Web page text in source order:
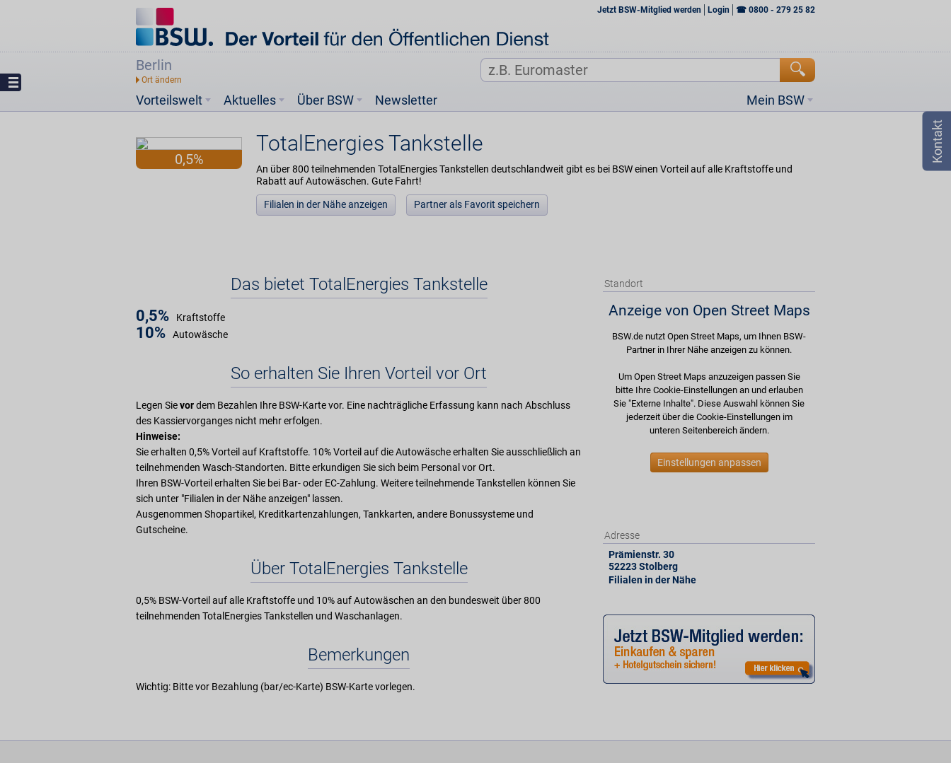
Jetzt BSW-Mitglied werden Login ☎ 0800 - 279 25 82
Berlin
Vorteilswelt Mein BSW
Aktuelles Über BSW Newsletter
0,5%
TotalEnergies Tankstelle
An über 800 teilnehmenden TotalEnergies Tankstellen deutschlandweit gibt es bei BSW einen Vorteil auf alle Kraftstoffe und
Rabatt auf Autowäschen. Gute Fahrt!
Filialen in der Nähe anzeigen Partner als Favorit speichern
Das bietet TotalEnergies Tankstelle
0,5% Kraftstoffe
10% Autowäsche
So erhalten Sie Ihren Vorteil vor Ort
Legen Sievordem Bezahlen Ihre BSW-Karte vor. Eine nachträgliche Erfassung kann nach Abschluss
des Kassiervorganges nicht mehr erfolgen.
Hinweise:
Sie erhalten 0,5% Vorteil auf Kraftstoffe. 10% Vorteil auf die Autowäsche erhalten Sie ausschließlich an
teilnehmenden Wasch-Standorten. Bitte erkundigen Sie sich beim Personal vor Ort.
Ihren BSW-Vorteil erhalten Sie bei Bar- oder EC-Zahlung. Weitere teilnehmende Tankstellen können Sie
sich unter "Filialen in der Nähe anzeigen" lassen.
Ausgenommen Shopartikel, Kreditkartenzahlungen, Tankkarten, andere Bonussysteme und
Gutscheine.
Über TotalEnergies Tankstelle
0,5% BSW-Vorteil auf alle Kraftstoffe und 10% auf Autowäschen an den bundesweit über 800
teilnehmenden TotalEnergies Tankstellen und Waschanlagen.
Bemerkungen
Wichtig: Bitte vor Bezahlung (bar/ec-Karte) BSW-Karte vorlegen.
Standort
Anzeige von Open Street Maps
BSW.de nutzt Open Street Maps, um Ihnen BSW-
Partner in Ihrer Nähe anzeigen zu können.
Um Open Street Maps anzuzeigen passen Sie
bitte Ihre Cookie-Einstellungen an und erlauben
Sie "Externe Inhalte". Diese Auswahl können Sie
jederzeit über die Cookie-Einstellungen im
unteren Seitenbereich ändern.
Einstellungen anpassen
Adresse
Prämienstr. 30
52223Stolberg
Filialen in der Nähe